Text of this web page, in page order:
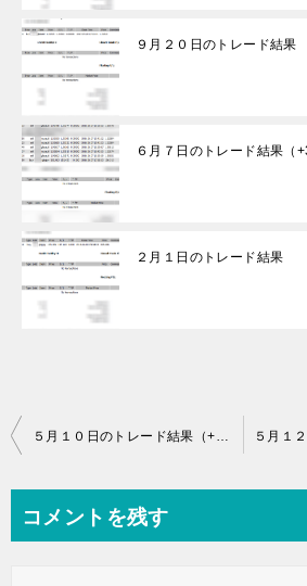
９月２０日のトレード結果
６月７日のトレード結果（
２月１日のトレード結果
投
ビ
５月１０日のトレード結果（+244.9pip)
コメントを残す